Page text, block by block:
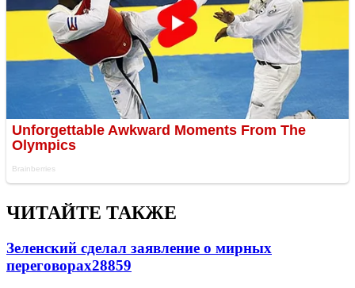
ЧИТАЙТЕ ТАКЖЕ
Зеленский сделал заявление о мирных
переговорах28859